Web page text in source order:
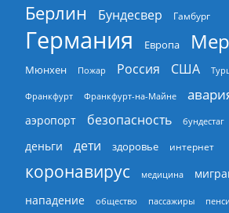
Берлин
Бундесвер Гамбург
Германия Европа
Мюнхен Пожар Россия США
Франкфурт Франкфурт-на-Майне
аэропорт безопасность бундестаг
деньги дети здоровье интернет
коронавирус медицина
нападение
общество пассажиры